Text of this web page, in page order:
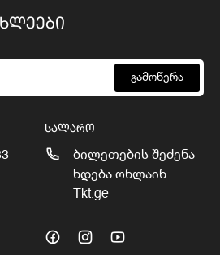
გამოწერა
ᲡᲐᲚᲐᲠᲝ
ბილეთების შეძენა
ხდება ონლაინ
Tkt.ge